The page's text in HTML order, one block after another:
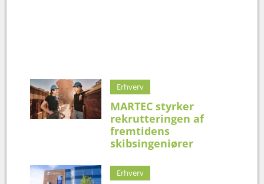
Erhverv
MARTEC styrker
rekrutteringen af
fremtidens
skibsingeniører
Erhverv